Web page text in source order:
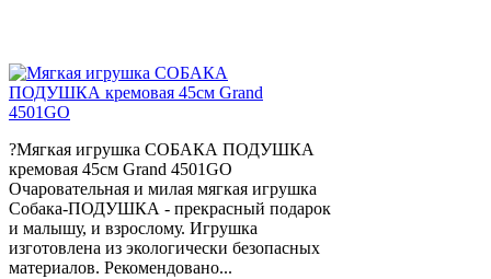
?Мягкая игрушка СОБАКА ПОДУШКА
кремовая 45см Grand 4501GO
Очаровательная и милая мягкая игрушка
Собака-ПОДУШКА - прекрасный подарок
и малышу, и взрослому. Игрушка
изготовлена из экологически безопасных
материалов. Рекомендовано...